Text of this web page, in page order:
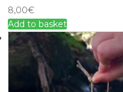
8,00€
Add to basket